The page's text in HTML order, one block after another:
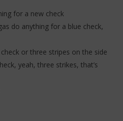
for a new check
do anything for a blue check,
or three stripes on the side
yeah, three strikes, that’s